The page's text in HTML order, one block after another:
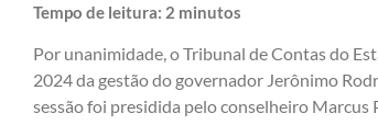
Tempo de leitura: 2 minutos
Por unanimidade, o Tribunal de Contas do
2024 da gestão do governador Jerônimo
sessão foi presidida pelo conselheiro Marcus